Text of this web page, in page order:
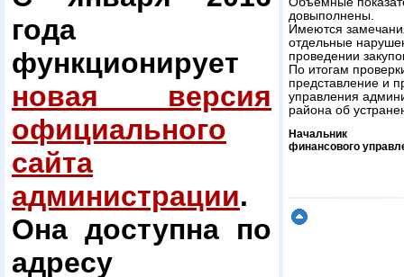
года
функционирует
новая версия
официального
сайта
администрации.
Она доступна по
адресу
довыполнены.
Имеются
отдельные
проведении
По итогам
представление и
управления
района об
Начальник
финансового